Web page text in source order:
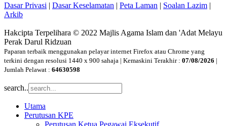
Dasar Privasi | Dasar Keselamatan | Peta Laman | Soalan Lazim |
Arkib
Hakcipta Terpelihara © 2022 Majlis Agama Islam dan 'Adat Melayu
Perak Darul Ridzuan
Paparan terbaik menggunakan pelayar internet Firefox atau Chrome yang
terkini dengan resolusi 1440 x 900 sahaja | Kemaskini Terakhir : 07/08/2026 |
Jumlah Pelawat : 64630598
search..
Utama
Perutusan KPE
Perutusan Ketua Pegawai Eksekutif